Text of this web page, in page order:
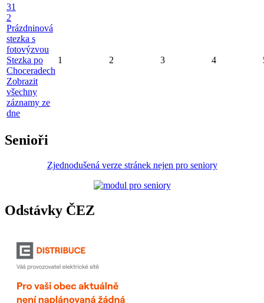
31
2
Prázdninová
stezka s
fotovýzvou
Stezka po
Choceradech
Zobrazit
všechny
záznamy ze
dne
1 2 3 4
Senioři
Zjednodušená verze stránek nejen pro seniory
Odstávky ČEZ